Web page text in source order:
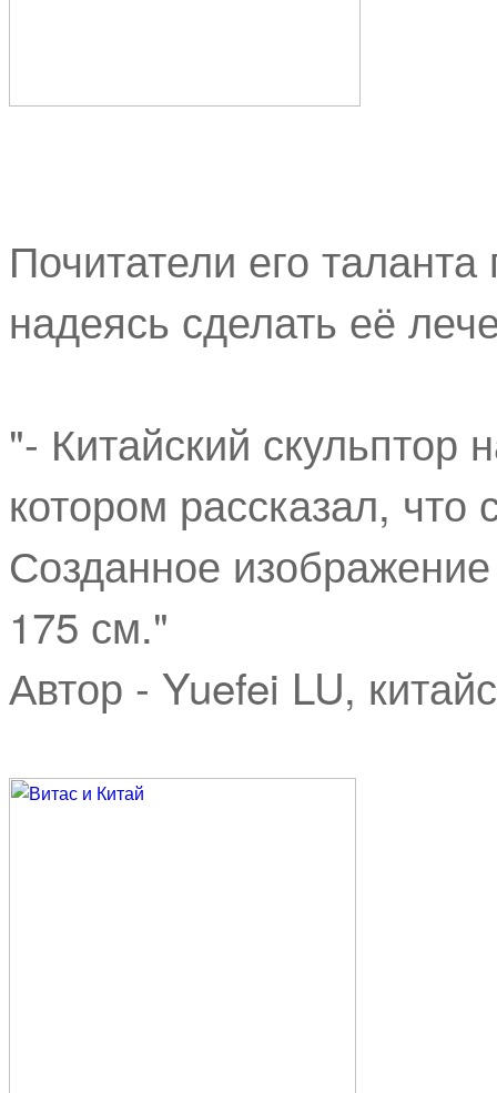
Почитатели его
надеясь сделать её
"- Китайский скульптор
котором рассказал, что
Созданное
175 см."
Автор - Yuefei LU,